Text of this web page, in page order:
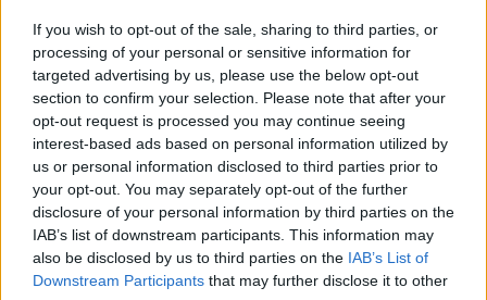
If you wish to opt-out of the sale, sharing to third parties, or
processing of your personal or sensitive information for
targeted advertising by us, please use the below opt-out
section to confirm your selection. Please note that after your
opt-out request is processed you may continue seeing
interest-based ads based on personal information utilized by
us or personal information disclosed to third parties prior to
your opt-out. You may separately opt-out of the further
disclosure of your personal information by third parties on the
IAB’s list of downstream participants. This information may
also be disclosed by us to third parties on the IAB’s List of
Downstream Participants that may further disclose it to other
ΔΕΙΤΕ ΕΠΙΣΗΣ
ΣΤΗΝ ΙΔΙΑ ΚΑΤΗΓΟΡΙΑ
Πτώση γυναίκας από τον 5ο
όροφο πολυκατοικίας στη
Μιχαλακοπούλου – Ανασύρθηκε
αναίσθητη
ΠΡΙΝ 9 ΏΡΕΣ